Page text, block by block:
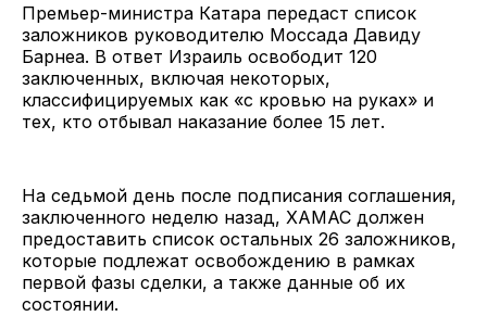
Премьер-министра Катара передаст список
заложников руководителю Моссада Давиду
Барнеа. В ответ Израиль освободит 120
заключенных, включая некоторых,
классифицируемых как «с кровью на руках» и
тех, кто отбывал наказание более 15 лет.
На седьмой день после подписания соглашения,
заключенного неделю назад, ХАМАС должен
предоставить список остальных 26 заложников,
которые подлежат освобождению в рамках
первой фазы сделки, а также данные об их
состоянии.